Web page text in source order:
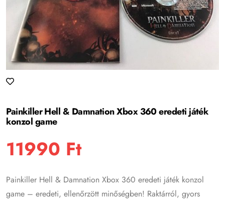
Painkiller Hell & Damnation Xbox 360 eredeti játék
konzol game
11990 Ft
Painkiller Hell & Damnation Xbox 360 eredeti játék konzol
game – eredeti, ellenőrzött minőségben! Raktárról, gyors